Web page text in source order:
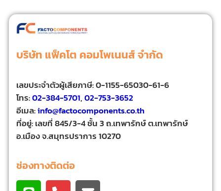
บริษัท แฟ็คโต คอมโพเนนส์ จํากัด
เลขประจําตัวผู้เสียภาษี: 0-1155-65030-61-6
โทร:02-384-5701,02-753-3652
อีเมล:info@factocomponents.co.th
ที่อยู่: เลขที่ 845/3-4 ชั้น 3 ถ.เทพารักษ์ ต.เทพารักษ์
อ.เมือง จ.สมุทรปราการ 10270
ช่องทางติดต่อ